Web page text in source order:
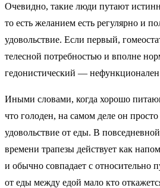
Очевидно, такие люди путают
то есть желанием есть регулярно и
удовольствие. Если первый,
телесной потребностью и вполне
гедонистический — нефункционален
Иными словами, когда хорошо
что голоден, на самом деле он
удовольствие от еды. В
времени трапезы действует как
и обычно совпадает с относительно
от еды между едой мало кто